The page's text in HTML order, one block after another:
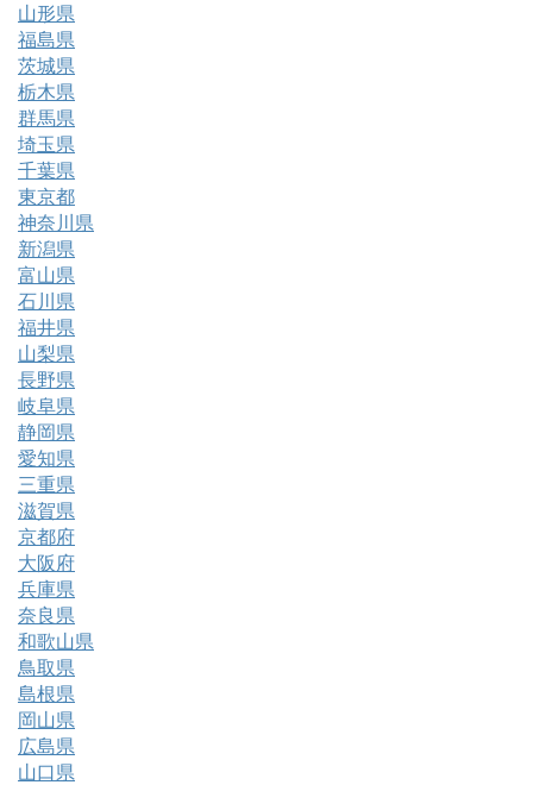
山形県
福島県
茨城県
栃木県
群馬県
埼玉県
千葉県
東京都
神奈川県
新潟県
富山県
石川県
福井県
山梨県
長野県
岐阜県
静岡県
愛知県
三重県
滋賀県
京都府
大阪府
兵庫県
奈良県
和歌山県
鳥取県
島根県
岡山県
広島県
山口県